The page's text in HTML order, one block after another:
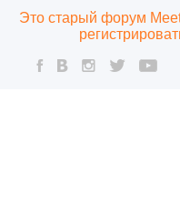
Это старый форум